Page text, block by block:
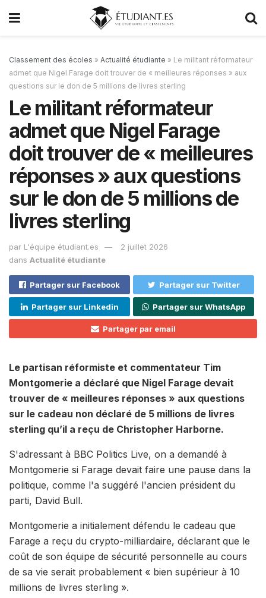
Classement des écoles » Actualité étudiante » Le militant réformateur
admet que Nigel Farage doit trouver de « meilleures réponses » aux
questions sur le don de 5 millions de livres sterling
Le militant réformateur
admet que Nigel Farage
doit trouver de « meilleures
réponses » aux questions
sur le don de 5 millions de
livres sterling
par L'équipe étudiant.es
2 juillet 2026
dans Actualité étudiante
Partager sur Facebook Partager sur Twitter
Partager sur Linkedin Partager sur WhatsApp
Partager par email
Le partisan réformiste et commentateur Tim
Montgomerie a déclaré que Nigel Farage devait
trouver de « meilleures réponses » aux questions
sur le cadeau non déclaré de 5 millions de livres
sterling qu’il a reçu de Christopher Harborne.
S'adressant à BBC Politics Live, on a demandé à
Montgomerie si Farage devait faire une pause dans la
politique, comme l'a suggéré l'ancien président du
parti, David Bull.
Montgomerie a initialement défendu le cadeau que
Farage a reçu du crypto-milliardaire, déclarant que le
coût de son équipe de sécurité personnelle au cours
de sa vie serait probablement « bien supérieur à 10
millions de livres sterling ».